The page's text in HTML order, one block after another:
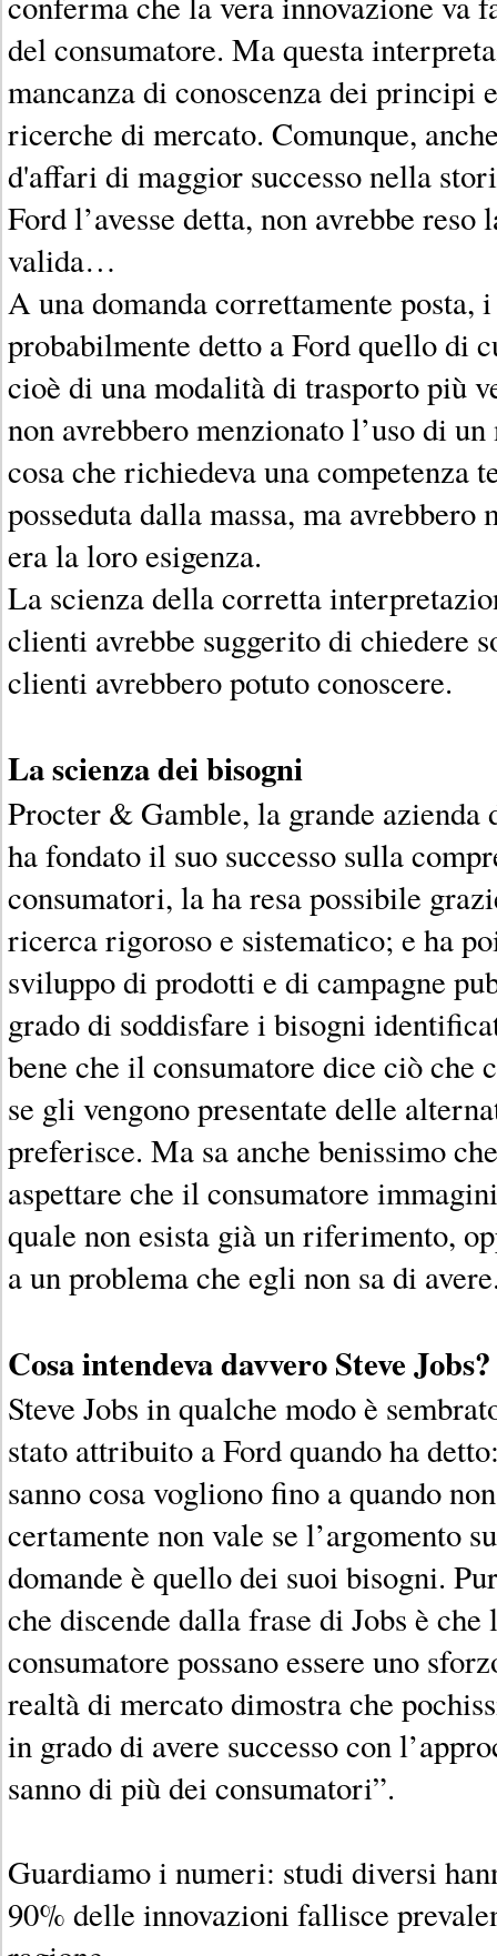
del consumatore. Ma questa
mancanza di conoscenza dei principi
ricerche di mercato. Comunque,
d'affari di maggior successo nella
Ford l’avesse detta, non avrebbe reso
valida…
A una domanda correttamente posta,
probabilmente detto a Ford quello di
cioè di una modalità di trasporto più
non avrebbero menzionato l’uso di
cosa che richiedeva una competenza
posseduta dalla massa, ma avrebbero
era la loro esigenza.
La scienza della corretta
clienti avrebbe suggerito di chiedere
clienti avrebbero potuto conoscere.
La scienza dei bisogni
Procter & Gamble, la grande azienda
ha fondato il suo successo sulla
consumatori, la ha resa possibile
ricerca rigoroso e sistematico; e ha
sviluppo di prodotti e di campagne
grado di soddisfare i bisogni
bene che il consumatore dice ciò che
se gli vengono presentate delle
preferisce. Ma sa anche benissimo
aspettare che il consumatore
quale non esista già un riferimento,
a un problema che egli non sa di
Cosa intendeva davvero Steve Jobs?
Steve Jobs in qualche modo è
stato attribuito a Ford quando ha
sanno cosa vogliono fino a quando
certamente non vale se l’argomento
domande è quello dei suoi bisogni.
che discende dalla frase di Jobs è
consumatore possano essere uno
realtà di mercato dimostra che
in grado di avere successo con
sanno di più dei consumatori”.
Guardiamo i numeri: studi diversi
90% delle innovazioni fallisce